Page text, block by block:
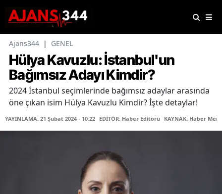
Ajans344 | GENEL
Hülya Kavuzlu: İstanbul'un
Bağımsız Adayı Kimdir?
2024 İstanbul seçimlerinde bağımsız adaylar arasında
öne çıkan isim Hülya Kavuzlu Kimdir? İşte detaylar!
YAYINLAMA: 21 Şubat 2024 - 10:22 EDİTÖR: Haber Editörü KAYNAK: Haber